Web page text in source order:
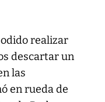
realizar
descartar un
las
en rueda de